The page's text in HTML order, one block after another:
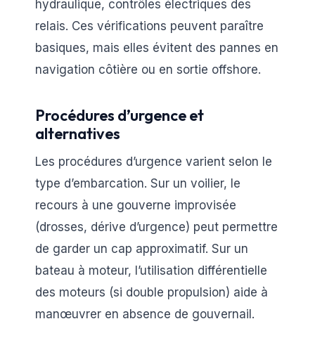
hydraulique, contrôles électriques des
relais. Ces vérifications peuvent paraître
basiques, mais elles évitent des pannes en
navigation côtière ou en sortie offshore.
Procédures d’urgence et
alternatives
Les procédures d’urgence varient selon le
type d’embarcation. Sur un voilier, le
recours à une gouverne improvisée
(drosses, dérive d’urgence) peut permettre
de garder un cap approximatif. Sur un
bateau à moteur, l’utilisation différentielle
des moteurs (si double propulsion) aide à
manœuvrer en absence de gouvernail.